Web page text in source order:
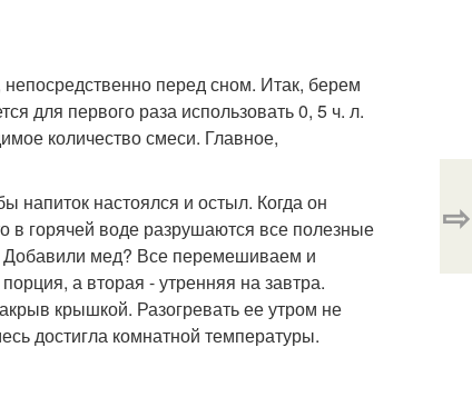
перед сном. Итак, берем
для первого раза использовать 0, 5 ч. л.
количество смеси. Главное,
напиток настоялся и остыл. Когда он
в горячей воде разрушаются все полезные
Добавили мед? Все перемешиваем и
а вторая - утренняя на завтра.
крышкой. Разогревать ее утром не
достигла комнатной температуры.
⇨